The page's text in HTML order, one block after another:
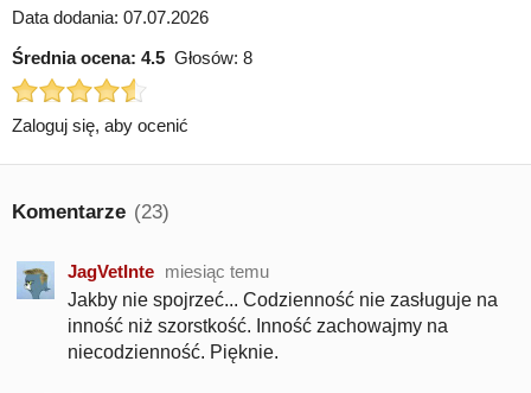
Data dodania: 07.07.2026
Średnia ocena: 4.5 Głosów: 8
Zaloguj się, aby ocenić
Komentarze (23)
JagVetInte miesiąc temu
Jakby nie spojrzeć... Codzienność nie zasługuje na
inność niż szorstkość. Inność zachowajmy na
niecodzienność. Pięknie.